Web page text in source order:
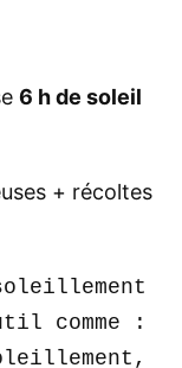
6 h de soleil
+ récoltes
,